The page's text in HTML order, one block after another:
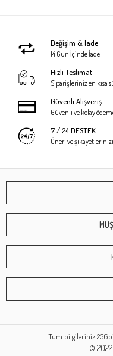
Değişim & İade
14 Gün İçinde İade
Hızlı Teslimat
Siparişleriniz en kısa
Güvenli Alışveriş
Güvenli ve kolay
7 / 24 DESTEK
Öneri ve
Tüm bilgileriniz
© 2022